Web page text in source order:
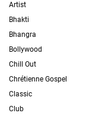
Artist
Bhakti
Bhangra
Bollywood
Chill Out
Chrétienne Gospel
Classic
Club